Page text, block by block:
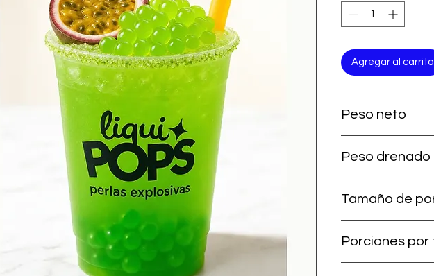
Agregar al carrito
Peso neto
Peso
gramaje drenado
Tamaño de
Porciones por